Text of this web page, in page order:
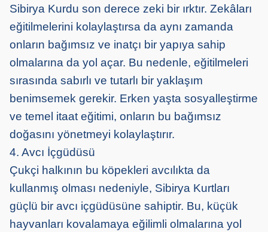
Sibirya Kurdu son derece zeki bir ırktır. Zekâları
eğitilmelerini kolaylaştırsa da aynı zamanda
onların bağımsız ve inatçı bir yapıya sahip
olmalarına da yol açar. Bu nedenle, eğitilmeleri
sırasında sabırlı ve tutarlı bir yaklaşım
benimsemek gerekir. Erken yaşta sosyalleştirme
ve temel itaat eğitimi, onların bu bağımsız
doğasını yönetmeyi kolaylaştırır.
4. Avcı İçgüdüsü
Çukçi halkının bu köpekleri avcılıkta da
kullanmış olması nedeniyle, Sibirya Kurtları
güçlü bir avcı içgüdüsüne sahiptir. Bu, küçük
hayvanları kovalamaya eğilimli olmalarına yol